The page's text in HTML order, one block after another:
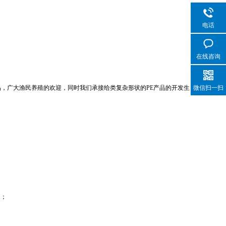
广大渔民养殖的欢迎，同时我们承接给类复杂形状的PE产品的开发生
电话
在线咨询
微信扫一扫